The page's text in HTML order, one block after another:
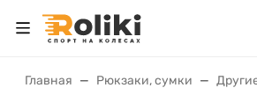
Главная Рюкзаки, сумки